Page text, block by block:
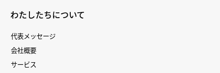
わたしたちについて
代表メッセージ
会社概要
サービス